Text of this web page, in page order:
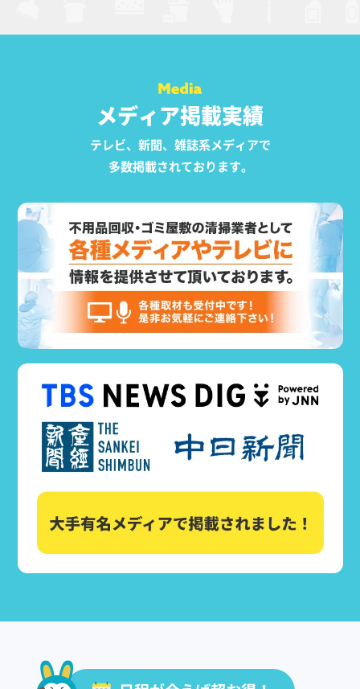
メディア掲載実績
テレビ、新聞、雑誌系メディアで
多数掲載されております。